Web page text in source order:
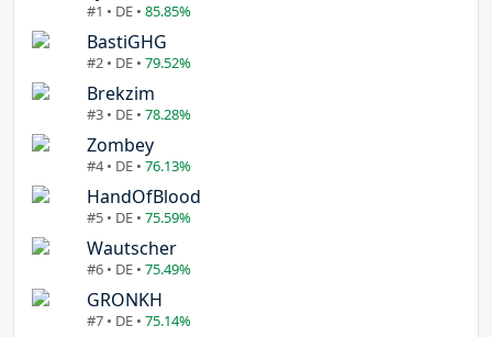
#1 • DE • 85.85%
BastiGHG
#2 • DE • 79.52%
Brekzim
#3 • DE • 78.28%
Zombey
#4 • DE • 76.13%
HandOfBlood
#5 • DE • 75.59%
Wautscher
#6 • DE • 75.49%
GRONKH
#7 • DE • 75.14%